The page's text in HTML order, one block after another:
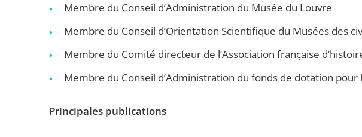
Membre du Conseil d’Administration du Musée du Louvre
Membre du Conseil d’Orientation Scientifique du Musées des
Membre du Comité directeur de l’Association française
Membre du Conseil d’Administration du fonds de dotation
Principales publications